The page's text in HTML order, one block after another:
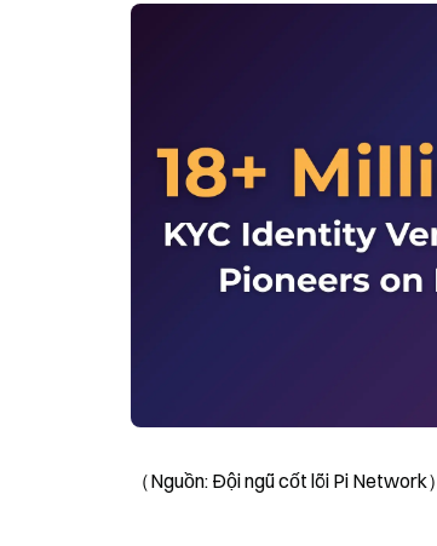
（Nguồn: Đội ngũ cốt lõi Pi Network）